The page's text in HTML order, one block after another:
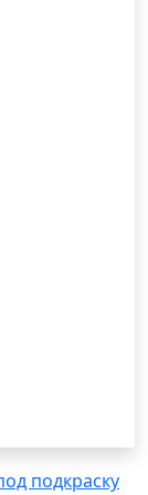
подкраску